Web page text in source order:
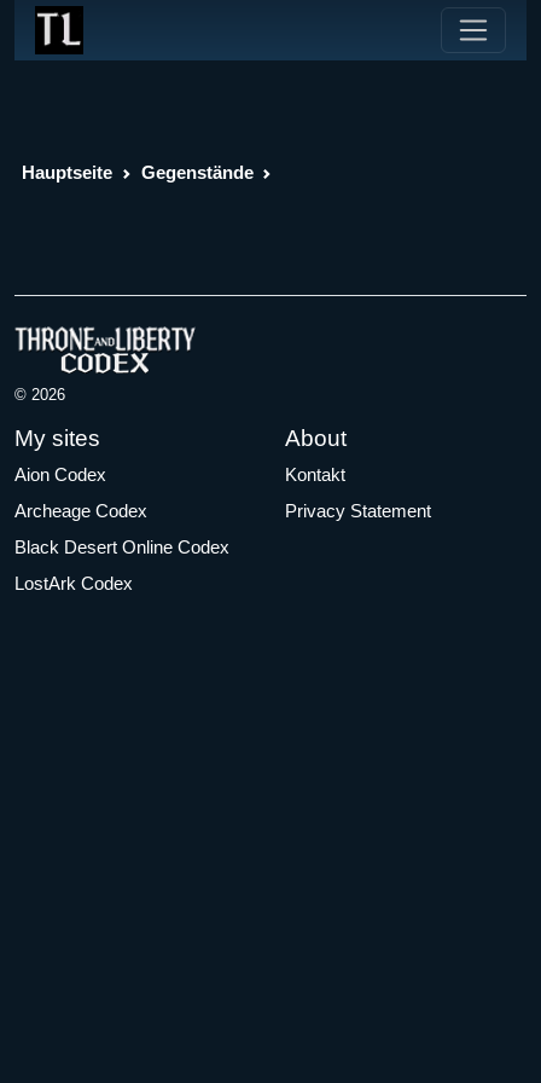
Hauptseite Gegenstände
© 2026
My sites
Aion Codex
Archeage Codex
Black Desert Online Codex
LostArk Codex
About
Kontakt
Privacy Statement